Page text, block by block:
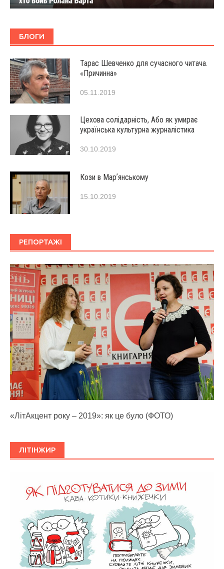
БЛОГИ
Тарас Шевченко для сучасного читача.
«Причинна»
05.11.2019
Цехова солідарність, Або як умирає
українська культурна журналістика
30.10.2019
Кози в Марʼянському
15.10.2019
РЕПОРТАЖІ
«ЛітАкцент року – 2019»: як це було (ФОТО)
ЛІТІНЖИР